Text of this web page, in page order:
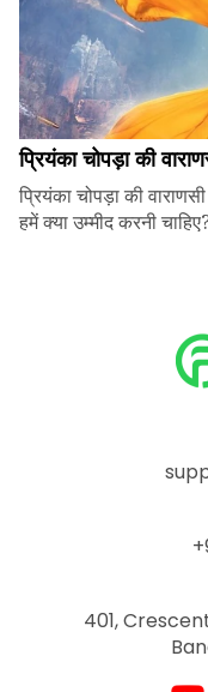
प्रियंका चोपड़ा की
प्रियंका चोपड़ा की
हमें क्या उम्मीद करनी
401,